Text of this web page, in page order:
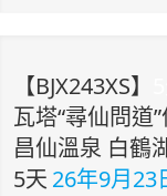
【BJX243XS】
瓦塔“尋仙問道
昌仙溫泉 白鶴
5天 26年9月23